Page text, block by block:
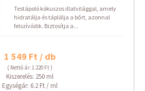
Testápoló kókuszos illatvilággal, amely
hidratálja és táplálja a bőrt, azonnal
felszívódik. Biztosítja a...
1 549 Ft / db
( Nettó ár: 1 220 Ft )
Kiszerelés: 250 ml
Egységár: 6.2 Ft / ml